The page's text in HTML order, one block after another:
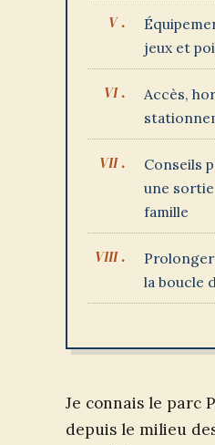
jeux et
Accès,
Conseils
une
famille
Prolonger
la boucle
Je connais le parc
depuis le milieu